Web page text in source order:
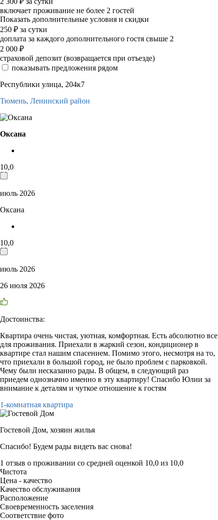
включает проживание не более 2 гостей
Показать дополнительные условия и скидки
250 ₽ за сутки
доплата за каждого дополнительного гостя свыше 2
2 000 ₽
страховой депозит (возвращается при отъезде)
показывать предложения рядом
Республики улица, 204к7
Тюмень, Ленинский район
Оксана
10,0
июль 2026
Оксана
10,0
июль 2026
26 июля 2026
Достоинства:
Квартира очень чистая, уютная, комфортная. Есть абсолютно все
для проживания. Приехали в жаркий сезон, кондиционер в
квартире стал нашим спасением. Помимо этого, несмотря на то,
что приехали в большой город, не было проблем с парковкой.
Чему были несказанно рады. В общем, в следующий раз
приедем однозначно именно в эту квартиру! Спасибо Юлии за
внимание к деталям и чуткое отношение к гостям
1-комнатная квартира
Гостевой Дом, хозяин жилья
Спасибо! Будем рады видеть вас снова!
1 отзыв о проживании со средней оценкой 10,0 из 10,0
Чистота
Цена - качество
Качество обслуживания
Расположение
Своевременность заселения
Соответствие фото